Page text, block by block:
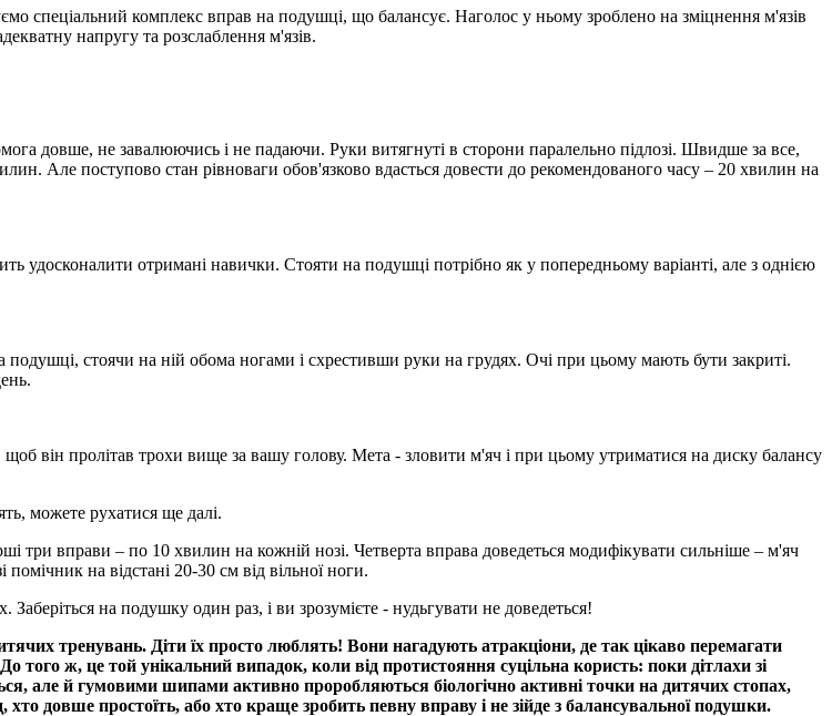
спеціальний комплекс вправ на подушці, що балансує. Наголос у ньому зроблено на зміцнення м'язів
напругу та розслаблення м'язів.
довше, не завалюючись і не падаючи. Руки витягнуті в сторони паралельно підлозі. Швидше за все,
Але поступово стан рівноваги обов'язково вдасться довести до рекомендованого часу – 20 хвилин на
удосконалити отримані навички. Стояти на подушці потрібно як у попередньому варіанті, але з однією
стоячи на ній обома ногами і схрестивши руки на грудях. Очі при цьому мають бути закриті.
він пролітав трохи вище за вашу голову. Мета - зловити м'яч і при цьому утриматися на диску балансу
можете рухатися ще далі.
три вправи – по 10 хвилин на кожній нозі. Четверта вправа доведеться модифікувати сильніше – м'яч
на відстані 20-30 см від вільної ноги.
на подушку один раз, і ви зрозумієте - нудьгувати не доведеться!
тренувань. Діти їх просто люблять! Вони нагадують атракціони, де так цікаво перемагати
того ж, це той унікальний випадок, коли від протистояння суцільна користь: поки дітлахи зі
але й гумовими шипами активно проробляються біологічно активні точки на дитячих стопах,
довше простоїть, або хто краще зробить певну вправу і не зійде з балансувальної подушки.